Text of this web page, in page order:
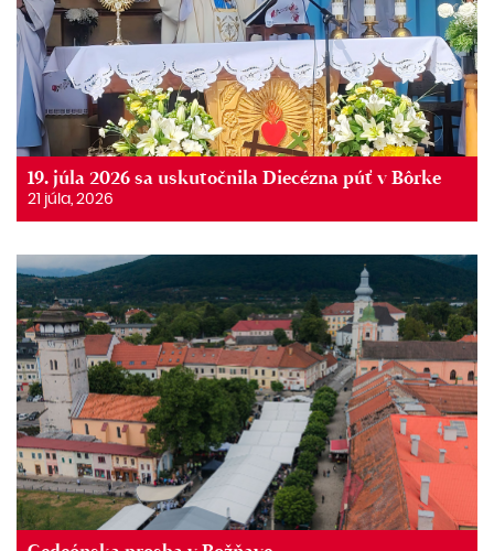
19. júla 2026 sa uskutočnila Diecézna púť v Bôrke
21 júla, 2026